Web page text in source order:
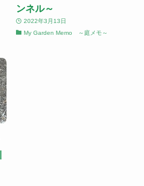
ンネル～
2022年3月13日
My Garden Memo ～庭メモ～